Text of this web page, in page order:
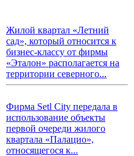
Жилой квартал «Летний
сад», который относится к
бизнес-классу от фирмы
«Эталон» располагается на
территории северного...
Фирма Setl City передала в
использование объекты
первой очереди жилого
квартала «Палацио»,
относящегося к...